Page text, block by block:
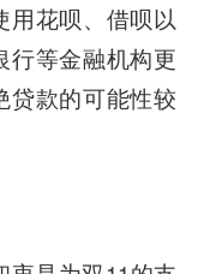
用花呗、借呗以
行等金融机构更
贷款的可能性较